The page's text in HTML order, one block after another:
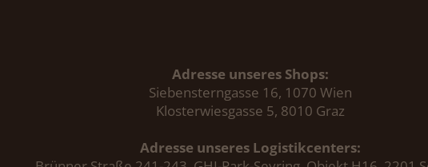
Adresse unseres Shops:
Siebensterngasse 16, 1070 Wien
Klosterwiesgasse 5, 8010 Graz
Adresse unseres Logistikcenters: